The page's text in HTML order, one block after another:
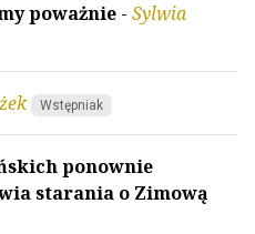
poważnie - Sylwia
Wstępniak
ponownie
starania o Zimową